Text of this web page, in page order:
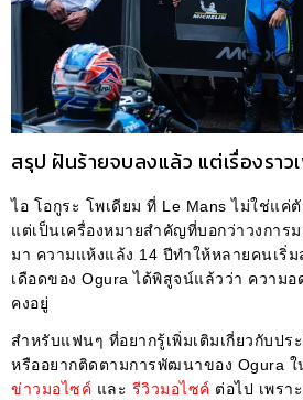
สรุป ฝันร้ายจบลงแล้ว แต่เรื่องราว
ไอ โอกูระ โพเดียม ที่ Le Mans ไม่ใช่แค่
แต่เป็นเครื่องหมายสำคัญที่บอกว่าวงการ
มา ความแห้งแล้ง 14 ปีทำให้หลายคนเริ่
เดือดของ Ogura ได้พิสูจน์แล้วว่า ความ
คงอยู่
สำหรับแฟนๆ ที่อยากรู้เพิ่มเติมเกี่ยวกับป
หรืออยากติดตามการพัฒนาของ Ogura
ข่าวมอไซค์ และ รีวิวมอไซค์ ต่อไป เพรา